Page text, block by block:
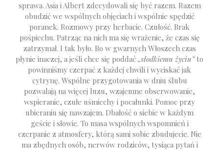
sprawa. Asia i Albert zdecydowali się być razem. Razem
obudzić we wspólnych objęciach i wspólnie spędzić
poranek. Rozmowy przy herbacie. Czułość. Brak
pośpiechu. Patrząc na nich ma się wrażenie, że czas się
zatrzymał. I tak było. Bo w gwarnych Włoszech czas
płynie inaczej, a jeśli chce się poddać „słodkiemu życiu”to
powinniśmy czerpać z każdej chwili i wyciskać jak
cytrynę. Wspólne przygotowania w dniu ślubu
pozwalają na więcej luzu, wzajemne obserwowanie,
wspieranie, czułe uśmiechy i pocałunki. Pomoc przy
ubieraniu się nawzajem. Dbałość o siebie w każdym
geście i słowie. To masa wspólnych wspomnień i
czerpanie z atmosfery, którą sami sobie zbudujecie. Nie
ma zbędnych osób, nerwów rodziców, tysiąca pytań i